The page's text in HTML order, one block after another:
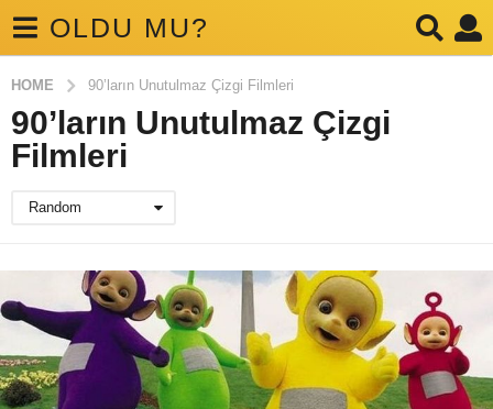
OLDU MU?
HOME 90’ların Unutulmaz Çizgi Filmleri
90’ların Unutulmaz Çizgi
Filmleri
Random